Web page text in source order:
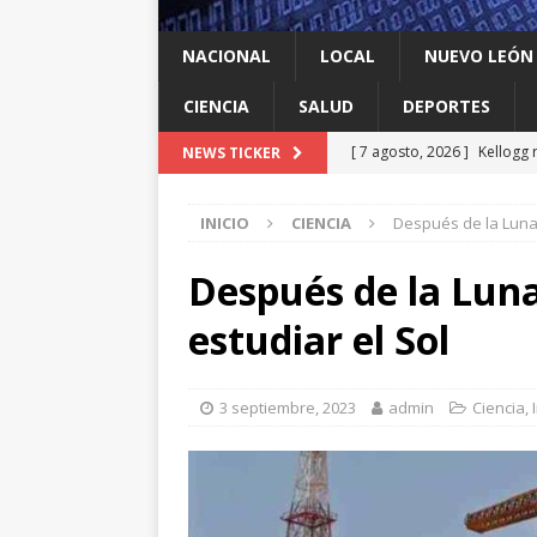
NACIONAL LOCAL NUEVO LEÓN
CIENCIA SALUD DEPORTES
NEWS TICKER [ 7 agosto, 2026 ] Kellogg
[ 7 agosto, 2026 ] Multan
infantil contra el gigante
NL
recomendación de la OMS
INICIO CIENCIA Después de la
Después de la
estudiar el Sol
3 septiembre, 2023 admin Ciencia,